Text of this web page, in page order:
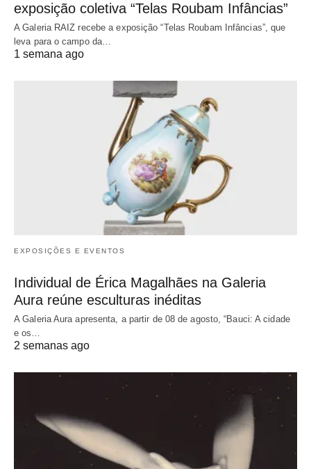
exposição coletiva “Telas Roubam Infâncias”
A Galeria RAIZ recebe a exposição “Telas Roubam Infâncias”, que
leva para o campo da…
1 semana ago
EXPOSIÇÕES E EVENTOS
Individual de Érica Magalhães na Galeria
Aura reúne esculturas inéditas
A Galeria Aura apresenta, a partir de 08 de agosto, “Bauci: A cidade
e os…
2 semanas ago